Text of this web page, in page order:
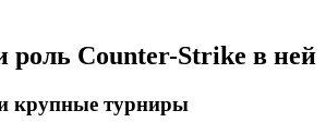
роль Counter-Strike в ней
крупные турниры